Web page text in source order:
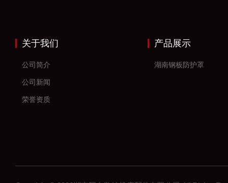
关于我们
公司简介
公司新闻
荣誉资质
产品展示
湖南钢板防护罩